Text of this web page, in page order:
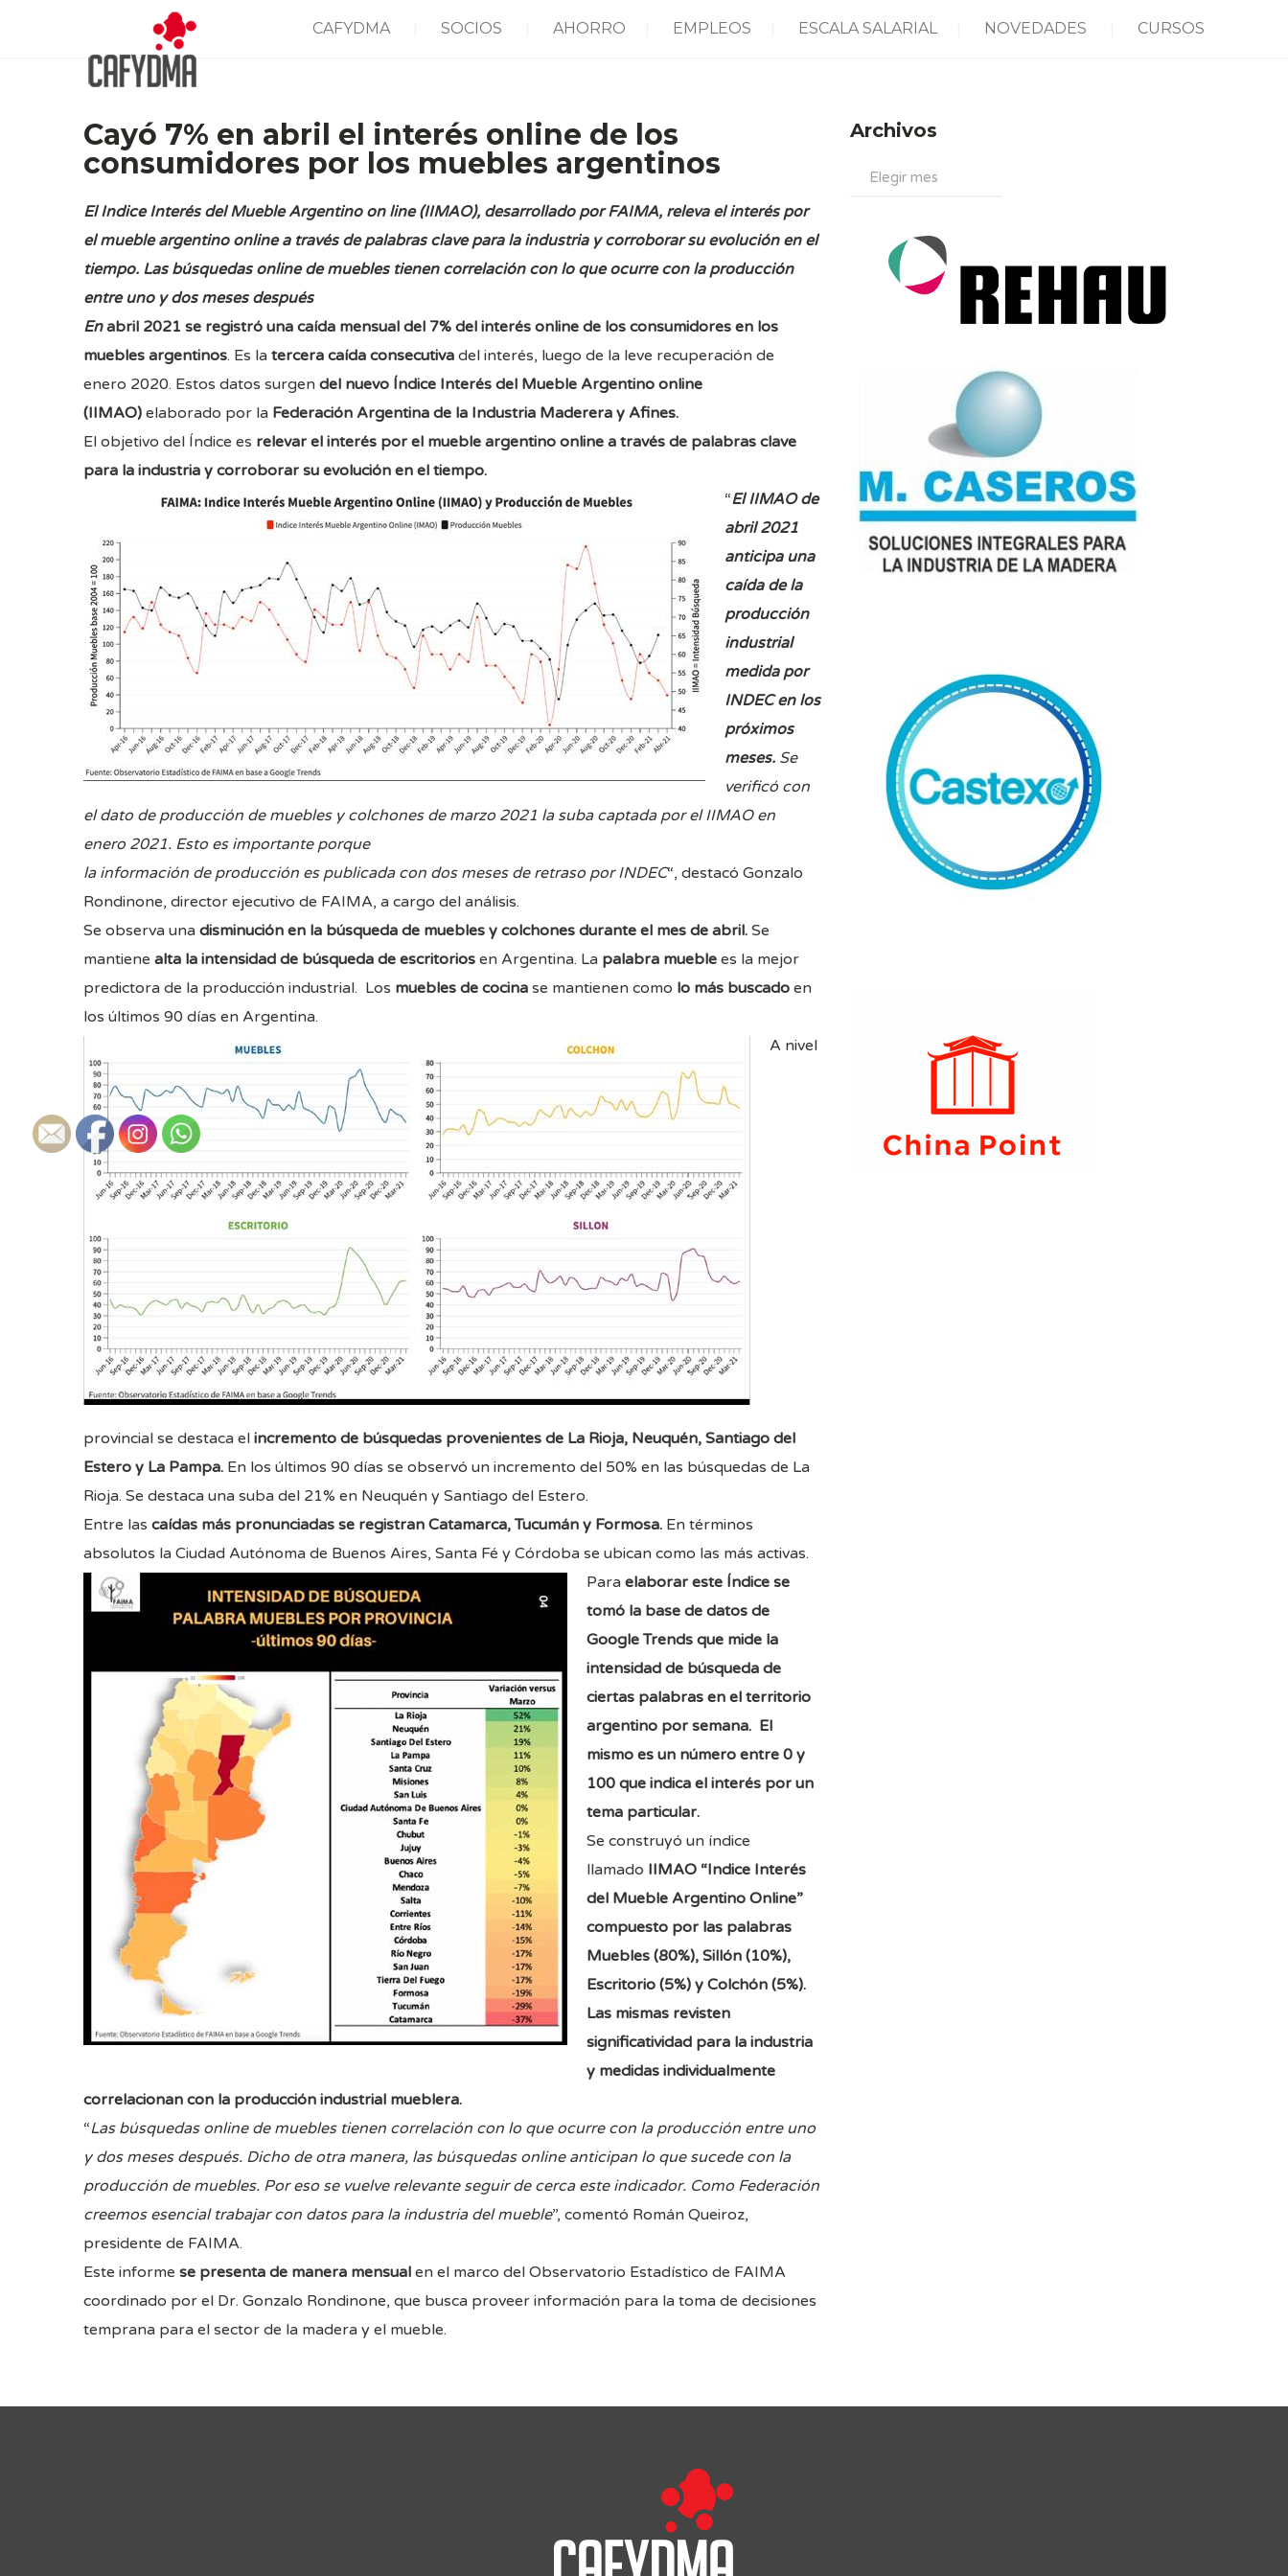
CAFYDMA SOCIOS AHORRO EMPLEOS ESCALA SALARIAL NOVEDADES CURSOS
Cayó 7% en abril el interés online de los
consumidores por los muebles argentinos
El Indice Interés del Mueble Argentino on line (IIMAO), desarrollado por FAIMA, releva el interés por
el mueble argentino online a través de palabras clave para la industria y corroborar su evolución en el
tiempo. Las búsquedas online de muebles tienen correlación con lo que ocurre con la producción
entre uno y dos meses después
En abril 2021 se registró una caída mensual del 7% del interés online de los consumidores en los
muebles argentinos. Es la tercera caída consecutiva del interés, luego de la leve recuperación de
enero 2020. Estos datos surgen del nuevo Índice Interés del Mueble Argentino online
(IIMAO) elaborado por la Federación Argentina de la Industria Maderera y Afines.
El objetivo del Índice es relevar el interés por el mueble argentino online a través de palabras clave
para la industria y corroborar su evolución en el tiempo.
“El IIMAO de
abril 2021
anticipa una
caída de la
producción
industrial
medida por
INDEC en los
próximos
meses. Se
verificó con
el dato de producción de muebles y colchones de marzo 2021 la suba captada por el IIMAO en
enero 2021. Esto es importante porque
la información de producción es publicada con dos meses de retraso por INDEC“, destacó Gonzalo
Rondinone, director ejecutivo de FAIMA, a cargo del análisis.
Se observa una disminución en la búsqueda de muebles y colchones durante el mes de abril. Se
mantiene alta la intensidad de búsqueda de escritorios en Argentina. La palabra mueble es la mejor
predictora de la producción industrial. Los muebles de cocina se mantienen como lo más buscado en
los últimos 90 días en Argentina.
A nivel
provincial se destaca el incremento de búsquedas provenientes de La Rioja, Neuquén, Santiago del
Estero y La Pampa. En los últimos 90 días se observó un incremento del 50% en las búsquedas de La
Rioja. Se destaca una suba del 21% en Neuquén y Santiago del Estero.
Entre las caídas más pronunciadas se registran Catamarca, Tucumán y Formosa. En términos
absolutos la Ciudad Autónoma de Buenos Aires, Santa Fé y Córdoba se ubican como las más activas.
Para elaborar este Índice se
tomó la base de datos de
Google Trends que mide la
intensidad de búsqueda de
ciertas palabras en el territorio
argentino por semana. El
mismo es un número entre 0 y
100 que indica el interés por un
tema particular.
Se construyó un índice
llamado IIMAO “Indice Interés
del Mueble Argentino Online”
compuesto por las palabras
Muebles (80%), Sillón (10%),
Escritorio (5%) y Colchón (5%).
Las mismas revisten
significatividad para la industria
y medidas individualmente
correlacionan con la producción industrial mueblera.
“Las búsquedas online de muebles tienen correlación con lo que ocurre con la producción entre uno
y dos meses después. Dicho de otra manera, las búsquedas online anticipan lo que sucede con la
producción de muebles. Por eso se vuelve relevante seguir de cerca este indicador. Como Federación
creemos esencial trabajar con datos para la industria del mueble”, comentó Román Queiroz,
presidente de FAIMA.
Este informe se presenta de manera mensual en el marco del Observatorio Estadístico de FAIMA
coordinado por el Dr. Gonzalo Rondinone, que busca proveer información para la toma de decisiones
temprana para el sector de la madera y el mueble.
Archivos
Archivos